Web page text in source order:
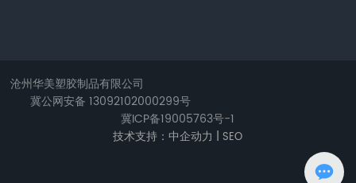
沧州华美塑胶制品有限公司
冀公网安备 13092102000299号
冀ICP备19005763号-1
技术支持：中企动力 | SEO